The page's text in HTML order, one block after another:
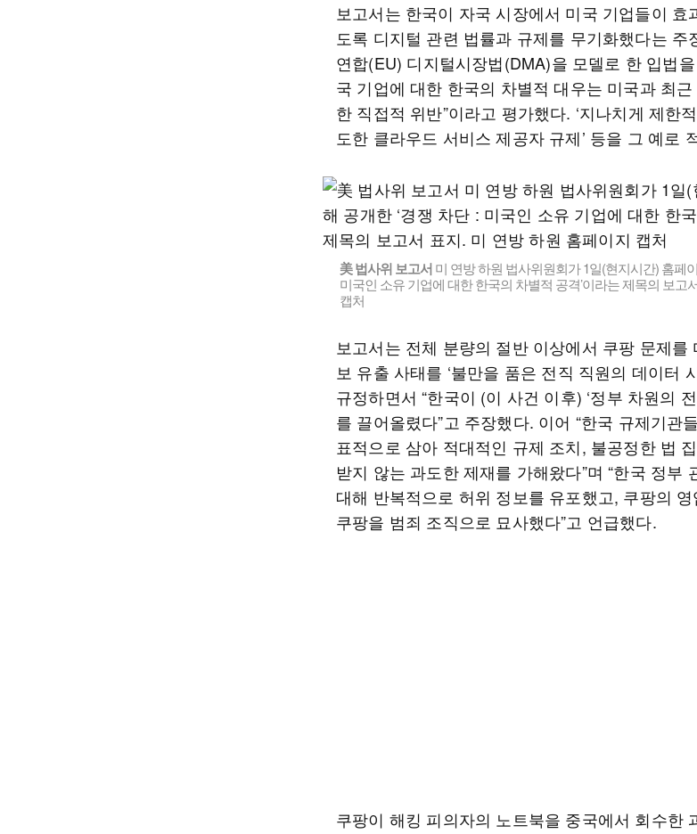
보고서는 한국이 자국 시장에서 미국 기업들이 효
도록 디지털 관련 법률과 규제를 무기화했다는 주
연합(EU) 디지털시장법(DMA)을 모델로 한 입법
국 기업에 대한 한국의 차별적 대우는 미국과 최
한 직접적 위반”이라고 평가했다. ‘지나치게 제한
도한 클라우드 서비스 제공자 규제’ 등을 그 예로
美 법사위 보고서미 연방 하원 법사위원회가 1일(현지시간) 홈페
미국인 소유 기업에 대한 한국의 차별적 공격’이라는 제목의 보고
캡처
보고서는 전체 분량의 절반 이상에서 쿠팡 문제를
보 유출 사태를 ‘불만을 품은 전직 직원의 데이터
규정하면서 “한국이 (이 사건 이후) ‘정부 차원의
를 끌어올렸다”고 주장했다. 이어 “한국 규제기관
표적으로 삼아 적대적인 규제 조치, 불공정한 법
받지 않는 과도한 제재를 가해왔다”며 “한국 정부
대해 반복적으로 허위 정보를 유포했고, 쿠팡의
쿠팡을 범죄 조직으로 묘사했다”고 언급했다.
쿠팡이 해킹 피의자의 노트북을 중국에서 회수한